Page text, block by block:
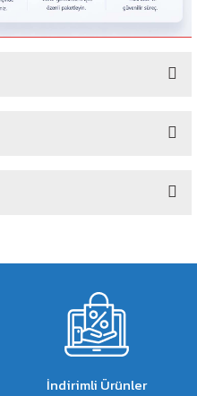
tarafımıza iletebilirsiniz.
İndirimli Ürünler